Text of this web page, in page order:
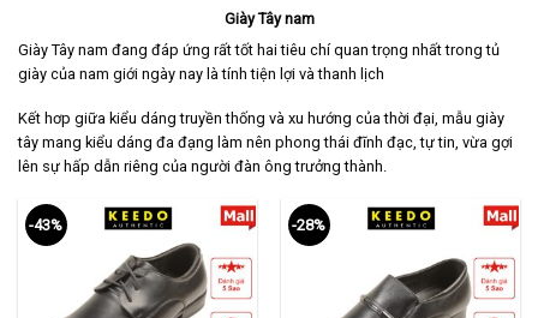
Giày Tây nam
Giày Tây nam đang đáp ứng rất tốt hai tiêu chí quan trọng nhất trong tủ
giày của nam giới ngày nay là tính tiện lợi và thanh lịch
Kết hơp giữa kiểu dáng truyền thống và xu hướng của thời đại, mẫu giày
tây mang kiểu dáng đa đạng làm nên phong thái đĩnh đạc, tự tin, vừa gợi
lên sự hấp dẫn riêng của người đàn ông trưởng thành.
-43% -28%